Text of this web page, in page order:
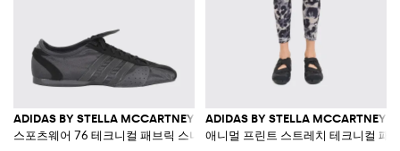
ADIDAS BY STELLA MCCARTNEY
스포츠웨어 76 테크니컬 패브릭 스니커즈
ADIDAS BY STELLA MCCARTNEY
애니멀 프린트 스트레치 테크니컬 패